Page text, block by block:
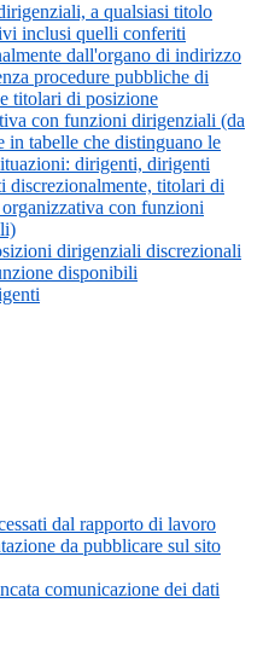
a qualsiasi titolo
inclusi quelli conferiti
dall'organo di indirizzo
procedure pubbliche di
titolari di posizione
con funzioni dirigenziali (da
in tabelle che distinguano le
dirigenti, dirigenti
discrezionalmente, titolari di
con funzioni
dirigenziali discrezionali
disponibili
dal rapporto di lavoro
da pubblicare sul sito
comunicazione dei dati